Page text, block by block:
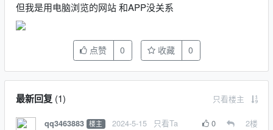
但我是用电脑浏览的网站 和APP没关系
点赞 0 收藏 0
最新回复(1) 只看楼主
qq3463883 楼主 2024-5-15 只看Ta 0 2楼